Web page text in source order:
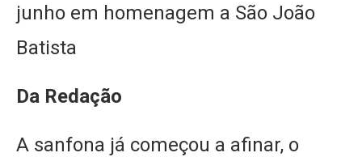
junho em homenagem a São João
Batista
Da Redação
A sanfona já começou a afinar, o